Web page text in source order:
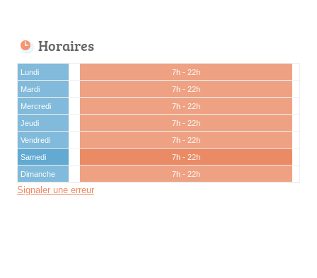
Horaires
Lundi
7h - 22h
Mardi
7h - 22h
Mercredi
7h - 22h
Jeudi
7h - 22h
Vendredi
7h - 22h
Samedi
7h - 22h
Dimanche
7h - 22h
Signaler une erreur